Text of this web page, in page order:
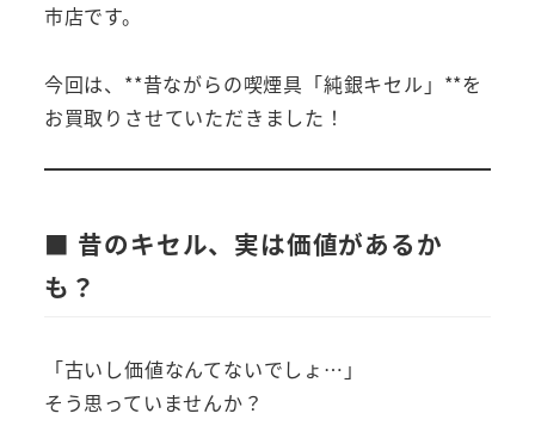
市店です。
今回は、**昔ながらの喫煙具「純銀キセル」**を
お買取りさせていただきました！
■ 昔のキセル、実は価値があるか
も？
「古いし価値なんてないでしょ…」
そう思っていませんか？